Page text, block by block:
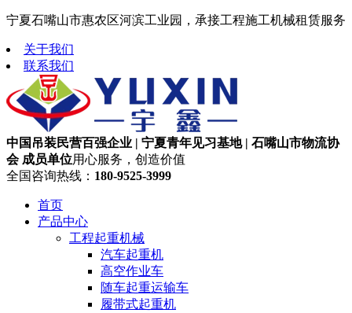
宁夏石嘴山市惠农区河滨工业园，承接工程施工机械租赁服务
关于我们
联系我们
中国吊装民营百强企业 | 宁夏青年见习基地 | 石嘴山市物流协
会 成员单位用心服务，创造价值
全国咨询热线： 180-9525-3999
首页
产品中心
工程起重机械
汽车起重机
高空作业车
随车起重运输车
履带式起重机